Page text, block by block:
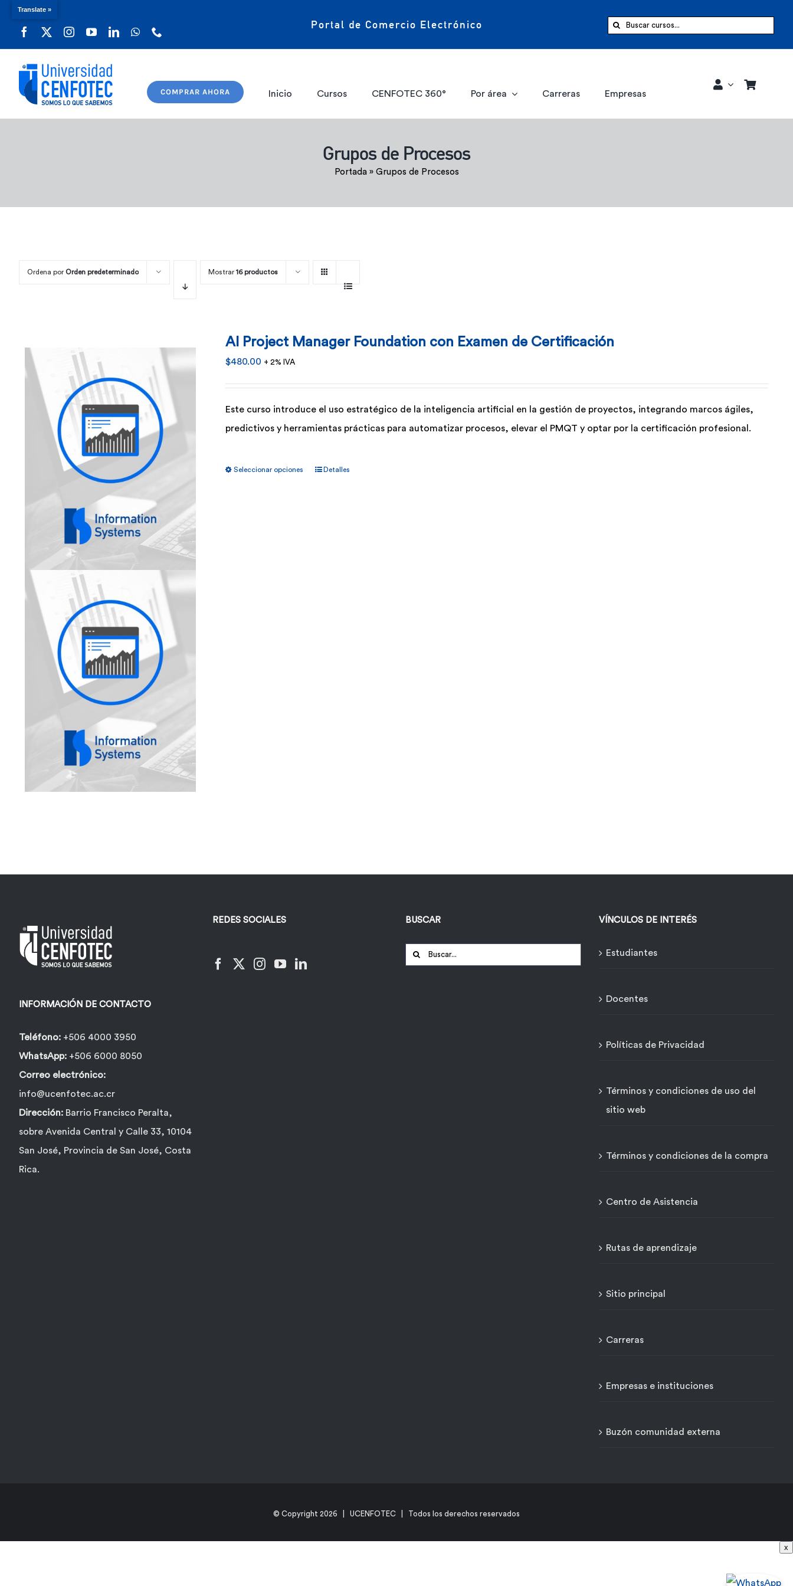
Portal de Comercio Electrónico Buscar:
COMPRAR AHORA Inicio Cursos CENFOTEC 360° Por área Carreras Empresas
Grupos de Procesos
Portada» Grupos de Procesos
Ordena por Orden predeterminado Mostrar 16 productos
AI Project Manager Foundation con Examen de Certificación
$480.00 + 2% IVA
Este curso introduce el uso estratégico de la inteligencia artificial en la gestión de proyectos, integrando marcos ágiles,
predictivos y herramientas prácticas para automatizar procesos, elevar el PMQT y optar por la certificación profesional.
Seleccionar opciones Detalles
INFORMACIÓN DE CONTACTO
Teléfono: +506 4000 3950
WhatsApp: +506 6000 8050
Correo electrónico:
info@ucenfotec.ac.cr
Dirección: Barrio Francisco Peralta,
sobre Avenida Central y Calle 33, 10104
San José, Provincia de San José, Costa
Rica.
REDES SOCIALES BUSCAR
Buscar:
VÍNCULOS DE INTERÉS
Estudiantes
Docentes
Políticas de Privacidad
Términos y condiciones de uso del
sitio web
Términos y condiciones de la compra
Centro de Asistencia
Rutas de aprendizaje
Sitio principal
Carreras
Empresas e instituciones
Buzón comunidad externa
© Copyright 2026 | UCENFOTEC | Todos los derechos reservados
Translate »
x